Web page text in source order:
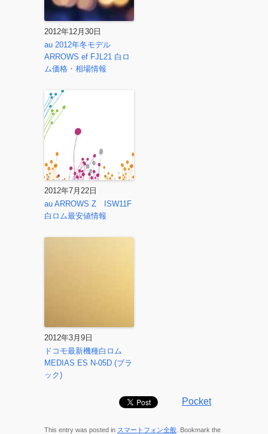
2012年12月30日
au 2012年冬モデル
ARROWS ef FJL21 白ロ
ム価格・相場情報
2012年7月22日
au ARROWS Z ISW11F
白ロム最安値情報
2012年3月9日
ドコモ最新機種白ロム
MEDIAS ES N-05D (ブラ
ック)
Pocket
This entry was posted in スマートフォン全般 . Bookmark the